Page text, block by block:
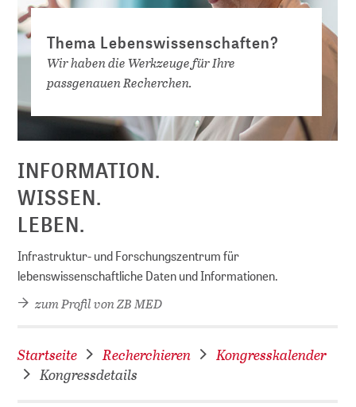
Thema Lebenswissenschaften?
Wir haben die Werkzeuge für Ihre
passgenauen Recherchen.
INFORMATION.
WISSEN.
LEBEN.
Infrastruktur- und Forschungszentrum für
lebenswissenschaftliche Daten und Informationen.
zum Profil von ZB MED
Startseite Recherchieren
Kongresskalender
Kongressdetails